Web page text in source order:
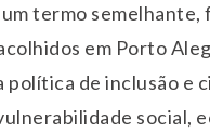
termo
em Porto
de inclusão e
social,